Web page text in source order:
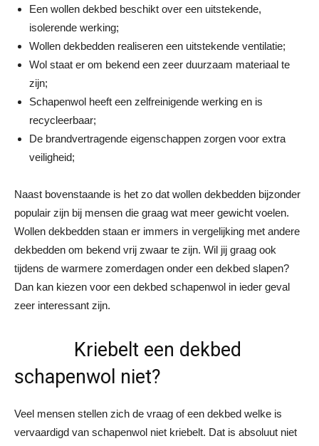
Een wollen dekbed beschikt over een uitstekende,
isolerende werking;
Wollen dekbedden realiseren een uitstekende ventilatie;
Wol staat er om bekend een zeer duurzaam materiaal te
zijn;
Schapenwol heeft een zelfreinigende werking en is
recycleerbaar;
De brandvertragende eigenschappen zorgen voor extra
veiligheid;
Naast bovenstaande is het zo dat wollen dekbedden bijzonder
populair zijn bij mensen die graag wat meer gewicht voelen.
Wollen dekbedden staan er immers in vergelijking met andere
dekbedden om bekend vrij zwaar te zijn. Wil jij graag ook
tijdens de warmere zomerdagen onder een dekbed slapen?
Dan kan kiezen voor een dekbed schapenwol in ieder geval
zeer interessant zijn.
Kriebelt een dekbed
schapenwol niet?
Veel mensen stellen zich de vraag of een dekbed welke is
vervaardigd van schapenwol niet kriebelt. Dat is absoluut niet